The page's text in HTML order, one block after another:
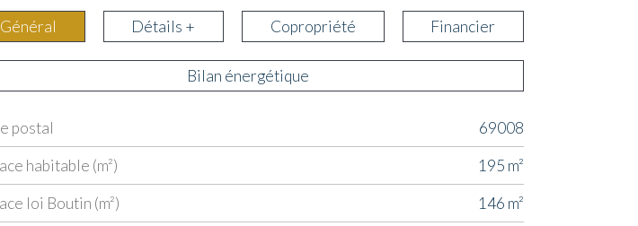
Général Détails + Copropriété Financier
Bilan énergétique
Value
postal
69008
habitable (m²)
195 m²
loi Boutin (m²)
146 m²